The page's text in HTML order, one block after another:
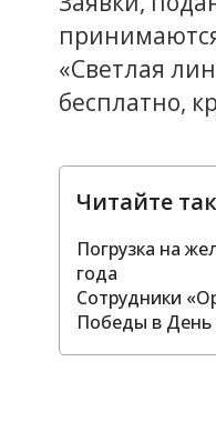
«Светлая
бесплатно,
Читайте
Погрузка на
года
Сотрудники
Победы в День